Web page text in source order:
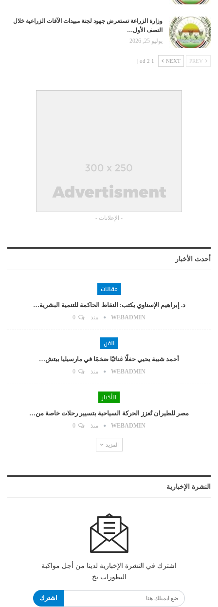
وزارة الزراعة تستعرض جهود لجنة مبيدات الآفات الزراعية خلال
النصف الأول…
يوليو 25, 2026
NEXT
1 od 2 |
- الإعلانات -
أحدث الأخبار
مقالات
د. إبراهيم الإسناوي يكتب: النقاط الحاكمة للتنمية البشرية…
WEBADMIN منذ
الفن
أحمد شيبة يحيي حفلًا غنائيًا ضخمًا في مارسيليا بيتش…
WEBADMIN منذ
الأخبار
مصر للطيران تُعزز الحركة السياحية بتسيير رحلات خاصة من…
WEBADMIN منذ
المزيد
النشرة الإخبارية
اشترك في النشرة الإخبارية لدينا من أجل مواكبة
التطورات.نخ
اشترك